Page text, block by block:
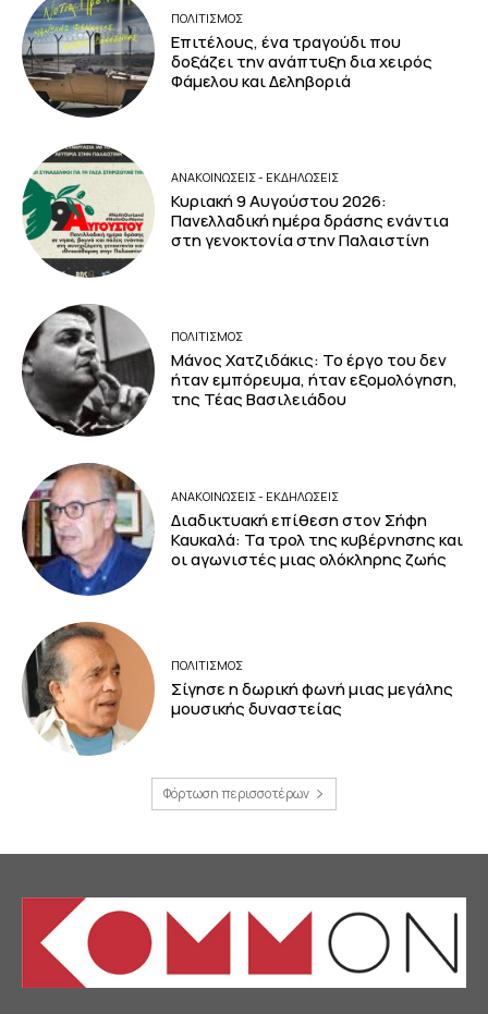
ΠΟΛΙΤΙΣΜΟΣ
Επιτέλους, ένα τραγούδι που
δοξάζει την ανάπτυξη δια χειρός
Φάμελου και Δεληβοριά
ΑΝΑΚΟΙΝΩΣΕΙΣ - ΕΚΔΗΛΩΣΕΙΣ
Κυριακή 9 Αυγούστου 2026:
Πανελλαδική ημέρα δράσης ενάντια
στη γενοκτονία στην Παλαιστίνη
ΠΟΛΙΤΙΣΜΟΣ
Μάνος Χατζιδάκις: Το έργο του δεν
ήταν εμπόρευμα, ήταν εξομολόγηση,
της Τέας Βασιλειάδου
ΑΝΑΚΟΙΝΩΣΕΙΣ - ΕΚΔΗΛΩΣΕΙΣ
Διαδικτυακή επίθεση στον Σήφη
Καυκαλά: Τα τρολ της κυβέρνησης και
οι αγωνιστές μιας ολόκληρης ζωής
ΠΟΛΙΤΙΣΜΟΣ
Σίγησε η δωρική φωνή μιας μεγάλης
μουσικής δυναστείας
Φόρτωση περισσοτέρων